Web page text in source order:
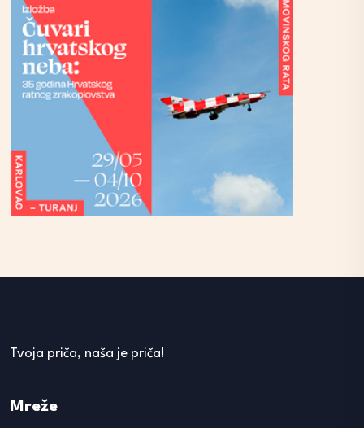
Tvoja priča, naša je priča!
Mreže